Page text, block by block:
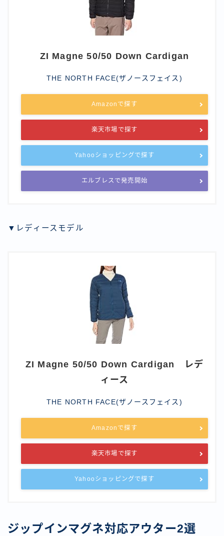
ZI Magne 50/50 Down Cardigan
THE NORTH FACE(ザノースフェイス)
Amazonで探す
楽天市場で探す
Yahooショッピングで探す
エルブレスで発売開始
▼レディースモデル
ZI Magne 50/50 Down Cardigan レデ
ィース
THE NORTH FACE(ザノースフェイス)
Amazonで探す
楽天市場で探す
Yahooショッピングで探す
ジップインマグネ対応アウター2選